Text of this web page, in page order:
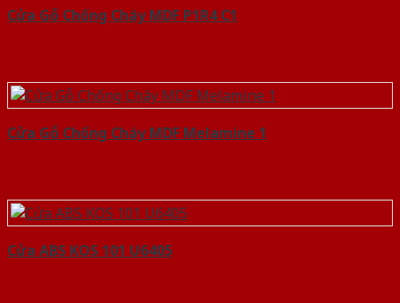
Cửa Gỗ Chống Cháy MDF P1R4 C1
Cửa Gỗ Chống Cháy MDF Melamine 1
Cửa ABS KOS 101 U6405